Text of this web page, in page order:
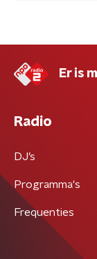
Er is
Radio
DJ’s
Programma's
Frequenties